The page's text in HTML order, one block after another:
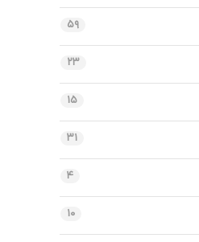
۵۹
۲۳
۱۵
۳۱
۴
۱۰